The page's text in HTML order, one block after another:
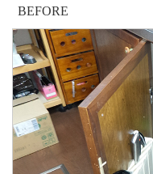
BEFORE